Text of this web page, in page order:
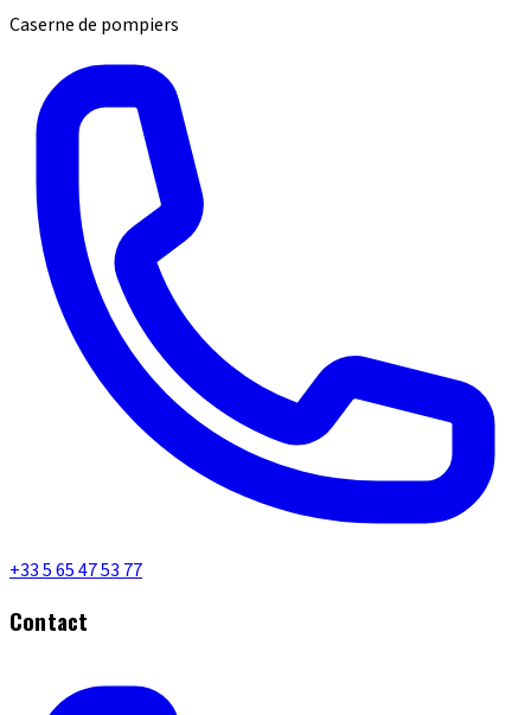
Caserne de pompiers
+33 5 65 47 53 77
Contact